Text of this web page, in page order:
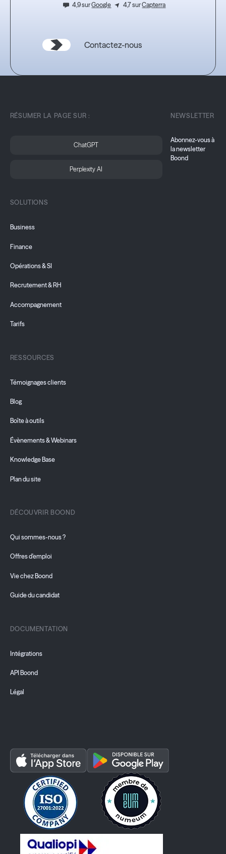
4,9 surGoogle 4,7 surCapterra
Contactez-nous
RÉSUMER LA PAGE SUR :
ChatGPT
Perplexity AI
SOLUTIONS
Business
Finance
Opérations & SI
Recrutement & RH
Accompagnement
Tarifs
RESSOURCES
Témoignages clients
Blog
Boîte à outils
Évènements & Webinars
Knowledge Base
Plan du site
DÉCOUVRIR BOOND
Qui sommes-nous ?
Offres d'emploi
Vie chez Boond
Guide du candidat
DOCUMENTATION
Intégrations
API Boond
Légal
NEWSLETTER
Abonnez-vous à
la newsletter
Boond